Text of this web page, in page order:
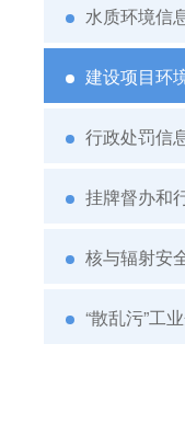
水质环境信
建设项目环
行政处罚信
挂牌督办和
核与辐射安
“散乱污”工业